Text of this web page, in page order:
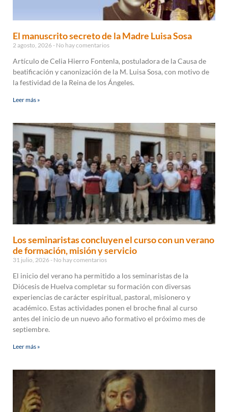
El manuscrito secreto de la Madre Luisa Sosa
2 agosto, 2026 No hay comentarios
Artículo de Celia Hierro Fontenla, postuladora de la Causa de
beatificación y canonización de la M. Luisa Sosa, con motivo de
la festividad de la Reina de los Ángeles.
Leer más »
Los seminaristas concluyen el curso con un verano
de formación, misión y servicio
31 julio, 2026 No hay comentarios
El inicio del verano ha permitido a los seminaristas de la
Diócesis de Huelva completar su formación con diversas
experiencias de carácter espiritual, pastoral, misionero y
académico. Estas actividades ponen el broche final al curso
antes del inicio de un nuevo año formativo el próximo mes de
septiembre.
Leer más »